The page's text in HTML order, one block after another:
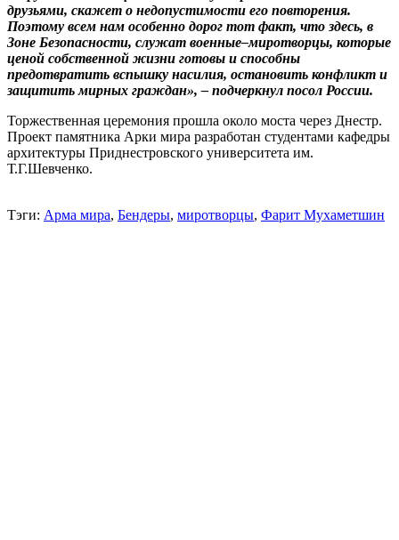
друзьями, скажет о недопустимости его повторения.
Поэтому всем нам особенно дорог тот факт, что здесь, в
Зоне Безопасности, служат военные–миротворцы, которые
ценой собственной жизни готовы и способны
предотвратить вспышку насилия, остановить конфликт и
защитить мирных граждан», – подчеркнул посол России.
Торжественная церемония прошла около моста через Днестр.
Проект памятника Арки мира разработан студентами кафедры
архитектуры Приднестровского университета им.
Т.Г.Шевченко.
Тэги: Арма мира, Бендеры, миротворцы, Фарит Мухаметшин